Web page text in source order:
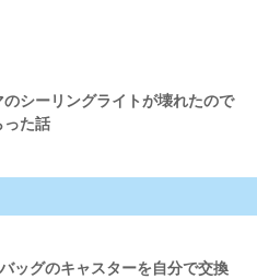
シーリングライトが壊れたので
った話
ッグのキャスターを自分で交換